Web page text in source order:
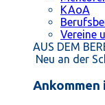
KAoA
Vereine
AUS DEM
Neu an der